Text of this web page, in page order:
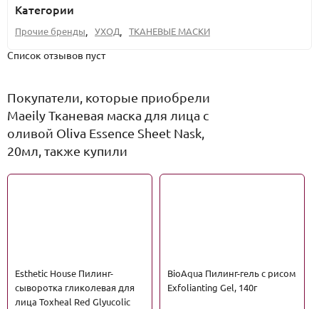
Категории
Прочие бренды, УХОД, ТКАНЕВЫЕ МАСКИ
Список отзывов пуст
Покупатели, которые приобрели
Maeily Тканевая маска для лица c
оливой Oliva Essence Sheet Nask,
20мл, также купили
Esthetic House Пилинг-
сыворотка гликолевая для
лица Toxheal Red Glyucolic
BioAqua Пилинг-гель с рисом
Exfolianting Gel, 140г